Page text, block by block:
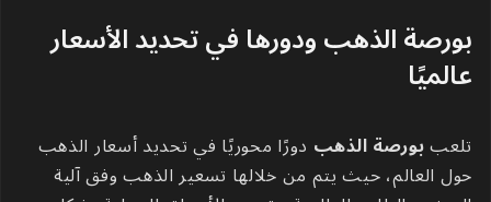
بورصة الذهب ودورها في تحديد الأسعار
عالميًا
تلعببورصة الذهب دورًا محوريًا في تحديد أسعار الذهب
حول العالم، حيث يتم من خلالها تسعير الذهب وفق آلية